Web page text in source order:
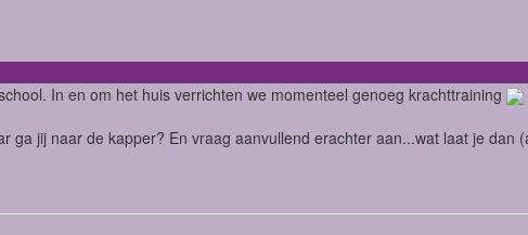
In en om het huis verrichten we momenteel genoeg krachttraining
ga jij naar de kapper? En vraag aanvullend erachter aan...wat laat je dan